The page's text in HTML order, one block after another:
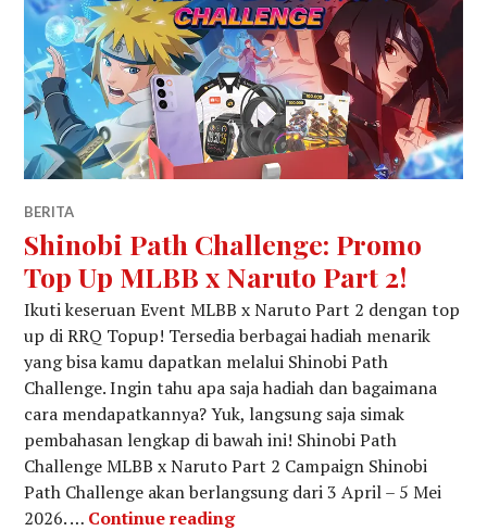
BERITA
Shinobi Path Challenge: Promo
Top Up MLBB x Naruto Part 2!
Ikuti keseruan Event MLBB x Naruto Part 2 dengan top
up di RRQ Topup! Tersedia berbagai hadiah menarik
yang bisa kamu dapatkan melalui Shinobi Path
Challenge. Ingin tahu apa saja hadiah dan bagaimana
cara mendapatkannya? Yuk, langsung saja simak
pembahasan lengkap di bawah ini! Shinobi Path
Challenge MLBB x Naruto Part 2 Campaign Shinobi
Path Challenge akan berlangsung dari 3 April – 5 Mei
2026. … Continue readingShinobi Path Challenge: